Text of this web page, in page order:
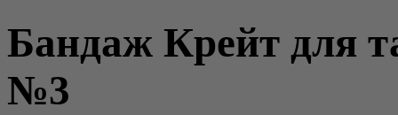
Бандаж Крейт для
№3